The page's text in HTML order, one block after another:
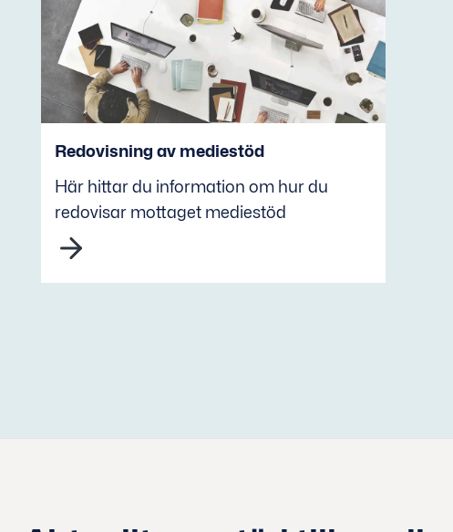
Redovisning av mediestöd
Här hittar du information om hur du
redovisar mottaget mediestöd